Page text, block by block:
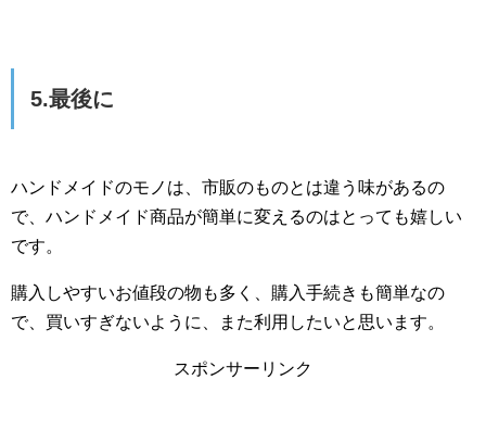
5.最後に
ハンドメイドのモノは、市販のものとは違う味があるの
で、ハンドメイド商品が簡単に変えるのはとっても嬉しい
です。
購入しやすいお値段の物も多く、購入手続きも簡単なの
で、買いすぎないように、また利用したいと思います。
スポンサーリンク